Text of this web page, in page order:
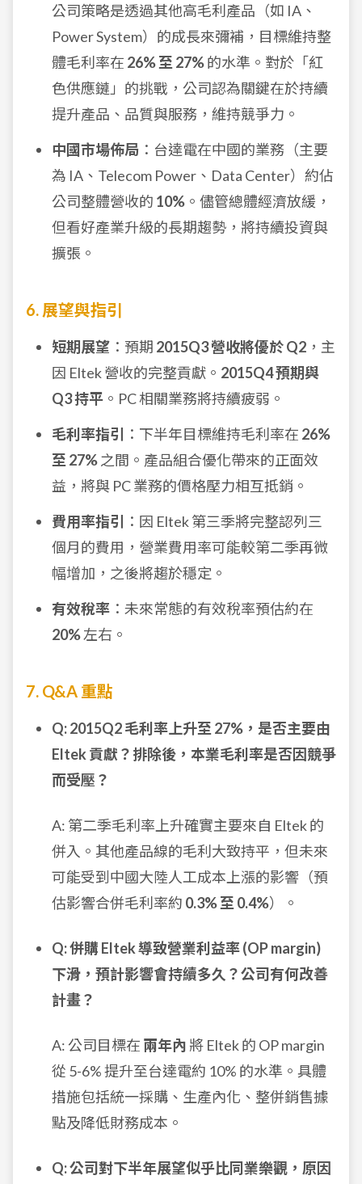
公司策略是透過其他高毛利產品（如 IA、
Power System）的成長來彌補，目標維持整
體毛利率在 26% 至 27%的水準。對於「紅
色供應鏈」的挑戰，公司認為關鍵在於持續
提升產品、品質與服務，維持競爭力。
中國市場佈局 ：台達電在中國的業務（主要
為 IA、Telecom Power、Data Center）約佔
公司整體營收的 10% 。儘管總體經濟放緩，
但看好產業升級的長期趨勢，將持續投資與
擴張。
6. 展望與指引
短期展望 ：預期 2015Q3 營收將優於 Q2 ，主
因 Eltek 營收的完整貢獻。 2015Q4 預期與
Q3 持平 。PC 相關業務將持續疲弱。
毛利率指引
：下半年目標維持毛利率在 26%
至 27%之間。產品組合優化帶來的正面效
益，將與 PC 業務的價格壓力相互抵銷。
費用率指引
：因 Eltek 第三季將完整認列三
個月的費用，營業費用率可能較第二季再微
幅增加，之後將趨於穩定。
有效稅率 ：未來常態的有效稅率預估約在
20%左右。
7. Q&A 重點
Q: 2015Q2 毛利率上升至 27%，是否主要由
Eltek 貢獻？排除後，本業毛利率是否因競爭
而受壓？
A: 第二季毛利率上升確實主要來自 Eltek 的
併入。其他產品線的毛利大致持平，但未來
可能受到中國大陸人工成本上漲的影響（預
估影響合併毛利率約 0.3% 至 0.4%）。
Q: 併購 Eltek 導致營業利益率 (OP margin)
下滑，預計影響會持續多久？公司有何改善
計畫？
A: 公司目標在 兩年內 將 Eltek 的 OP margin
從 5-6% 提升至台達電約 10% 的水準。具體
措施包括統一採購、生產內化、整併銷售據
點及降低財務成本。
Q: 公司對下半年展望似乎比同業樂觀，原因